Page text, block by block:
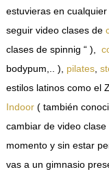
estuvieras en
seguir video clases de
clases de spinnig “ ),
bodypum,.. ), pilates,
estilos latinos como el
Indoor ( también
cambiar de video
momento y sin estar
vas a un gimnasio